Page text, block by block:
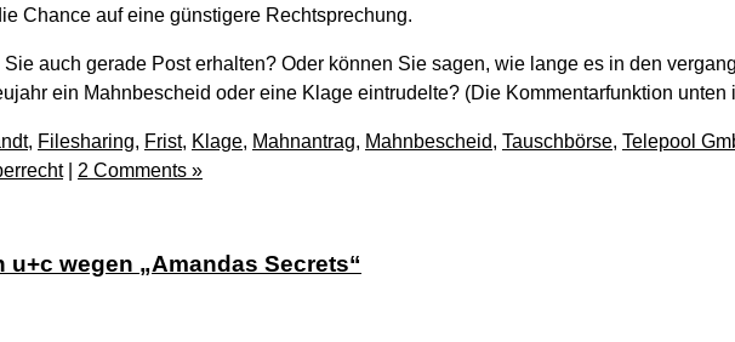
Chance auf eine günstigere Rechtsprechung.
auch gerade Post erhalten? Oder können Sie sagen, wie lange es in den
ein Mahnbescheid oder eine Klage eintrudelte? (Die Kommentarfunktion unten
, Filesharing, Frist, Klage, Mahnantrag, Mahnbescheid, Tauschbörse, Telepool
| 2 Comments »
wegen „Amandas Secrets“